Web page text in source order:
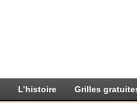
L’histoire Grilles